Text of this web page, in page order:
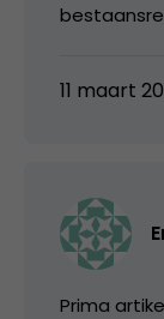
11 maart
Prima